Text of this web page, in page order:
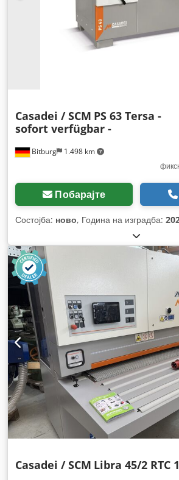
Bitburg 1.498 km
Casadei / SCM PS 63 Tersa -
sofort verfügbar -
Побарајте
Состојба: ново, Година на изградба:
Casadei / SCM Libra 45/2 RTC